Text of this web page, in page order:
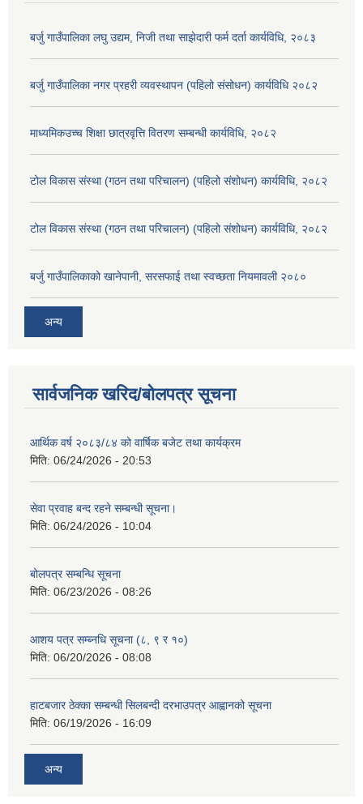
बर्जु गाउँपालिका लघु उद्यम, निजी तथा साझेदारी फर्म दर्ता कार्यविधि, २०८३
बर्जु गाउँपालिका नगर प्रहरी व्यवस्थापन (पहिलो संसोधन) कार्यविधि २०८२
माध्यमिकउच्च शिक्षा छात्रवृत्ति वितरण सम्बन्धी कार्यविधि, २०८२
टोल विकास संस्था (गठन तथा परिचालन) (पहिलो संशोधन) कार्यविधि, २०८२
टोल विकास संस्था (गठन तथा परिचालन) (पहिलो संशोधन) कार्यविधि, २०८२
बर्जु गाउँपालिकाको खानेपानी, सरसफाई तथा स्वच्छता नियमावली २०८०
अन्य
सार्वजनिक खरिद/बोलपत्र सूचना
आर्थिक वर्ष २०८३/८४ को वार्षिक बजेट तथा कार्यक्रम
मिति: 06/24/2026 - 20:53
सेवा प्रवाह बन्द रहने सम्बन्धी सूचना।
मिति: 06/24/2026 - 10:04
बोलपत्र सम्बन्धि सूचना
मिति: 06/23/2026 - 08:26
आशय पत्र सम्ब्नधि सूचना (८, ९ र १०)
मिति: 06/20/2026 - 08:08
हाटबजार ठेक्का सम्बन्धी सिलबन्दी दरभाउपत्र आह्वानको सूचना
मिति: 06/19/2026 - 16:09
अन्य